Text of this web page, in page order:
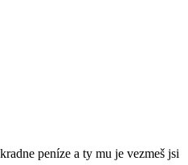
peníze a ty mu je vezmeš jsi